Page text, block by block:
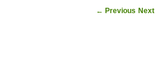
Post navigation
← Previous Next